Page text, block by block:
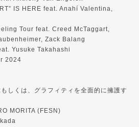
IS HERE feat. Anahí Valentina,
Tour feat. Creed McTaggart,
Zack Balang
Yusuke Takahashi
2024
しくは、グラフィティを全面的に擁護す
MORITA (FESN)